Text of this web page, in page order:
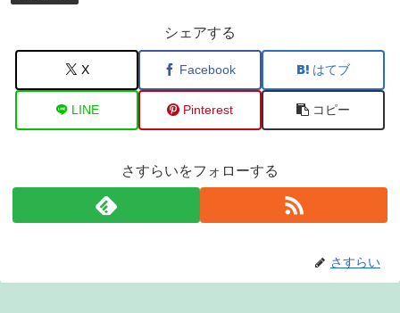
シェアする
X Facebook はてブ
LINE Pinterest コピー
さすらいをフォローする
さすらい